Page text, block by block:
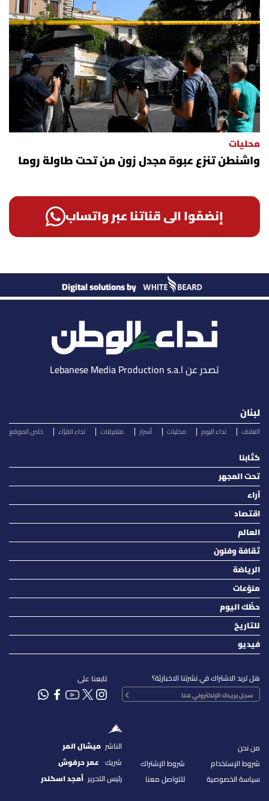
محليات
واشنطن تنزع عبوة مجدل زون من تحت طاولة روما
إنضمّوا الى قناتنا عبر واتساب
Digital solutions by
تصدر عن Lebanese Media Production s.a.l
لبنان
الغلاف نداء اليوم محليات أسرار متفرقات نداء القرّاء خاص الموقع
كتّابنا
تحت المجهر
آراء
اقتصاد
العالم
ثقافة وفنون
الرياضة
منوّعات
حظّك اليوم
للتاريخ
فيديو
هل تريد الاشتراك في نشرتنا الاخباريّة؟ تابعنا على
من نحن
شروط الإستخدام
سياسة الخصوصية
شروط الإشتراك
للتواصل معنا
الناشر ميشال المر
شريك عمر حرفوش
رئيس التحرير أمجد اسكندر